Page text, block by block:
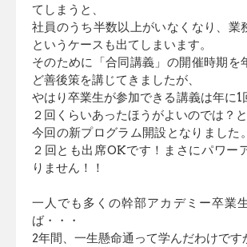
てしまうと、
社員のうち半数以上がいなくなり、業
というケース も出てしまいます。
そのために「合同講義」の開催時期を
ど善後策を講じてきましたが、
やはり卒業生が参加できる講義は年に1
２回くらいあったほうがよいのでは？と
今回の新プログラム開設となり ました
２回とも出席OKです！まさにパワー
りません！！
一人でも多くの幹部アカデミー卒業
ば・・・
2年間、一生懸命通って学んだわけです